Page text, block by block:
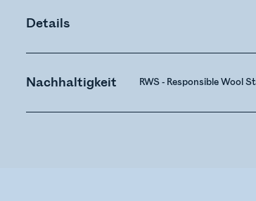
Details
Nachhaltigkeit RWS - Responsible Wool